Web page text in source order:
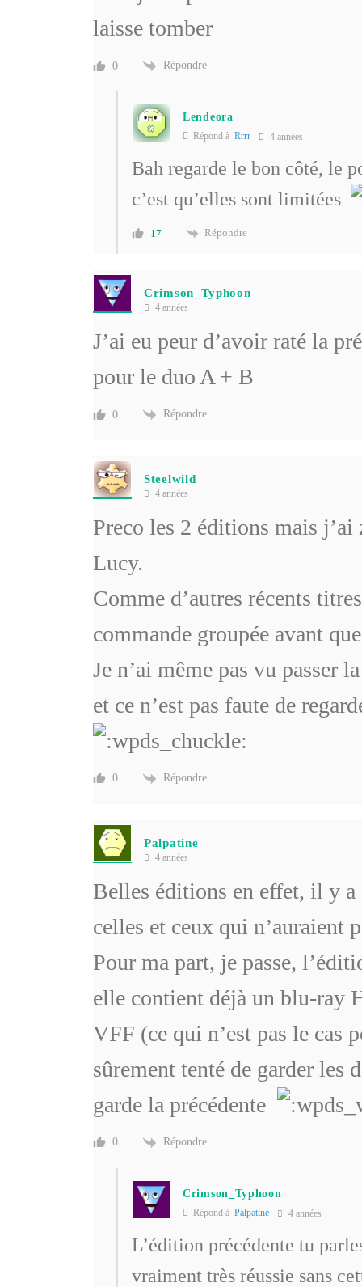
laisse tomber
0 Répondre
Lendeora
Répond à Rrrr 4 années
Bah regarde le bon côté, le
c’est qu’elles sont limitées
17 Répondre
Crimson_Typhoon
4 années
J’ai eu peur d’avoir raté la
pour le duo A + B
0 Répondre
Steelwild
4 années
Preco les 2 éditions mais
Lucy.
Comme d’autres récents
commande groupée avant
Je n’ai même pas vu passer
et ce n’est pas faute de
0 Répondre
Palpatine
4 années
Belles éditions en effet, il y
celles et ceux qui n’auraient
Pour ma part, je passe,
elle contient déjà un blu-ray
VFF (ce qui n’est pas le cas
sûrement tenté de garder les
garde la précédente
0 Répondre
Crimson_Typhoon
Répond à Palpatine 4 années
L’édition précédente tu
vraiment très réussie sans